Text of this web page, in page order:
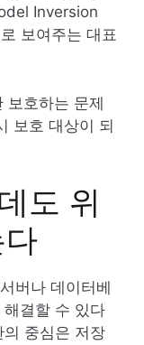
Inversion
보여주는 대표
보호하는 문제
보호 대상이 되
도 위
버나 데이터베
결할 수 있다
중심은 저장